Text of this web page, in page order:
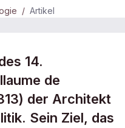
/ Artikel
14.
de
der Architekt
Sein Ziel, das